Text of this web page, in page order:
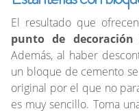
El resultado que ofrecen
punto de
Además, al haber
un bloque de cemento
original por el que no
es muy sencillo. Toma